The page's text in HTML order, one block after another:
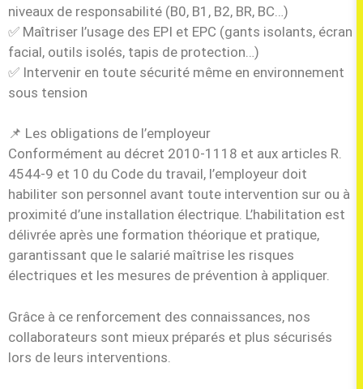
niveaux de responsabilité (B0, B1, B2, BR, BC…)
✅ Maîtriser l’usage des EPI et EPC (gants isolants, écran
facial, outils isolés, tapis de protection…)
✅ Intervenir en toute sécurité même en environnement
sous tension
📌 Les obligations de l’employeur
Conformément au décret 2010-1118 et aux articles R.
4544-9 et 10 du Code du travail, l’employeur doit
habiliter son personnel avant toute intervention sur ou à
proximité d’une installation électrique. L’habilitation est
délivrée après une formation théorique et pratique,
garantissant que le salarié maîtrise les risques
électriques et les mesures de prévention à appliquer.
Grâce à ce renforcement des connaissances, nos
collaborateurs sont mieux préparés et plus sécurisés
lors de leurs interventions.